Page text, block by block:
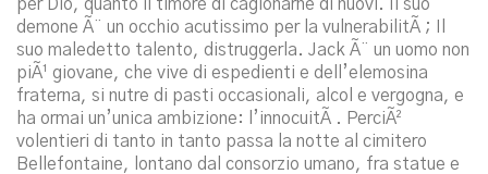
per Dio, quanto il timore di cagionarne di nuovi. Il suo
demone Ã¨ un occhio acutissimo per la vulnerabilitÃ ; Il
suo maledetto talento, distruggerla. Jack Ã¨ un uomo non
piÃ¹ giovane, che vive di espedienti e dell’elemosina
fraterna, si nutre di pasti occasionali, alcol e vergogna, e
ha ormai un’unica ambizione: l’innocuitÃ . PerciÃ²
volentieri di tanto in tanto passa la notte al cimitero
Bellefontaine, lontano dal consorzio umano, fra statue e